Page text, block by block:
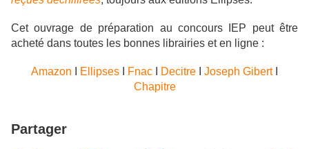
Cet ouvrage de préparation au concours IEP peut être
acheté dans toutes les bonnes librairies et en ligne :
Amazon Ellipses Fnac Decitre Joseph GibertI
Chapitre
Partager